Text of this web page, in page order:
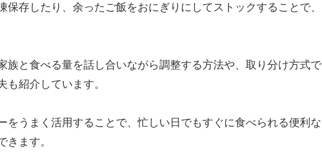
保存したり、余ったご飯をおにぎりにしてストックすることで、
族と食べる量を話し合いながら調整する方法や、取り分け方式で
紹介しています。
をうまく活用することで、忙しい日でもすぐに食べられる便利な
きます。